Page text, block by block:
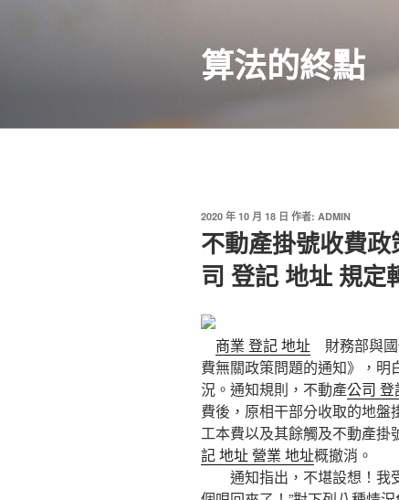
算法的終點
發
佈
於
2020 年 10 月 18 日 作者: ADMIN
不動產掛號收費
司 登記 地址 規定
商業 登記 地址 財務部與
費無關政策問題的通知》，
況。通知規則，不動產公司 登
費後，原相干部分收取的地盤
工本費以及其餘觸及不動產掛
記 地址 營業 地址概撤消。
通知指出，不堪設想！我